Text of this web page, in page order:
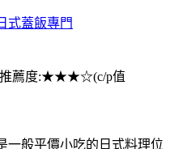
式蓋飯專門
推薦度:★★★☆(c/p值
一般平價小吃的日式料理位